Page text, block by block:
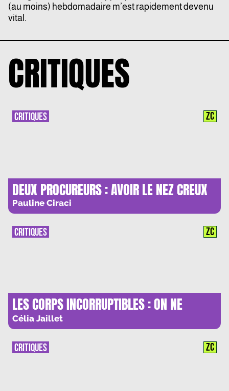
(au moins) hebdomadaire m’est rapidement devenu
vital.
CRITIQUES
DEUX PROCUREURS : AVOIR LE NEZ CREUX
Pauline Ciraci
CRITIQUES ZC
LES CORPS INCORRUPTIBLES : ON NE
POURRA PAS FAIRE POUSSER UN ARBRE
SUR VOTRE CORPS
Célia Jaillet
CRITIQUES ZC
CRITIQUES ZC